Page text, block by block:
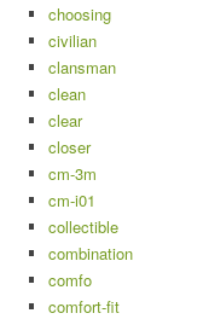
choosing
civilian
clansman
clean
clear
closer
cm-3m
cm-i01
collectible
combination
comfo
comfort-fit